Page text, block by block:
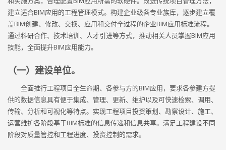
建立适合BIM应用的工程管理模式。构建企业级各专业族库，逐步建立覆
盖BIM创建、修改、交换、应用和交付全过程的企业BIM应用标准流程。
通过科研合作、技术培训、人才引进等方式，推动相关人员掌握BIM应用
技能，全面提升BIM应用能力。
（一）建设单位。
全面推行工程项目全生命期、各参与方的BIM应用，要求各参建方提
供的数据信息具有便于集成、管理、更新、维护以及可快速检索、调用、
传输、分析和可视化等特点。实现工程项目投资策划、勘察设计、施工、
运营维护各阶段基于BIM标准的信息传递和信息共享。满足工程建设不同
阶段对质量管控和工程进度、投资控制的需求。